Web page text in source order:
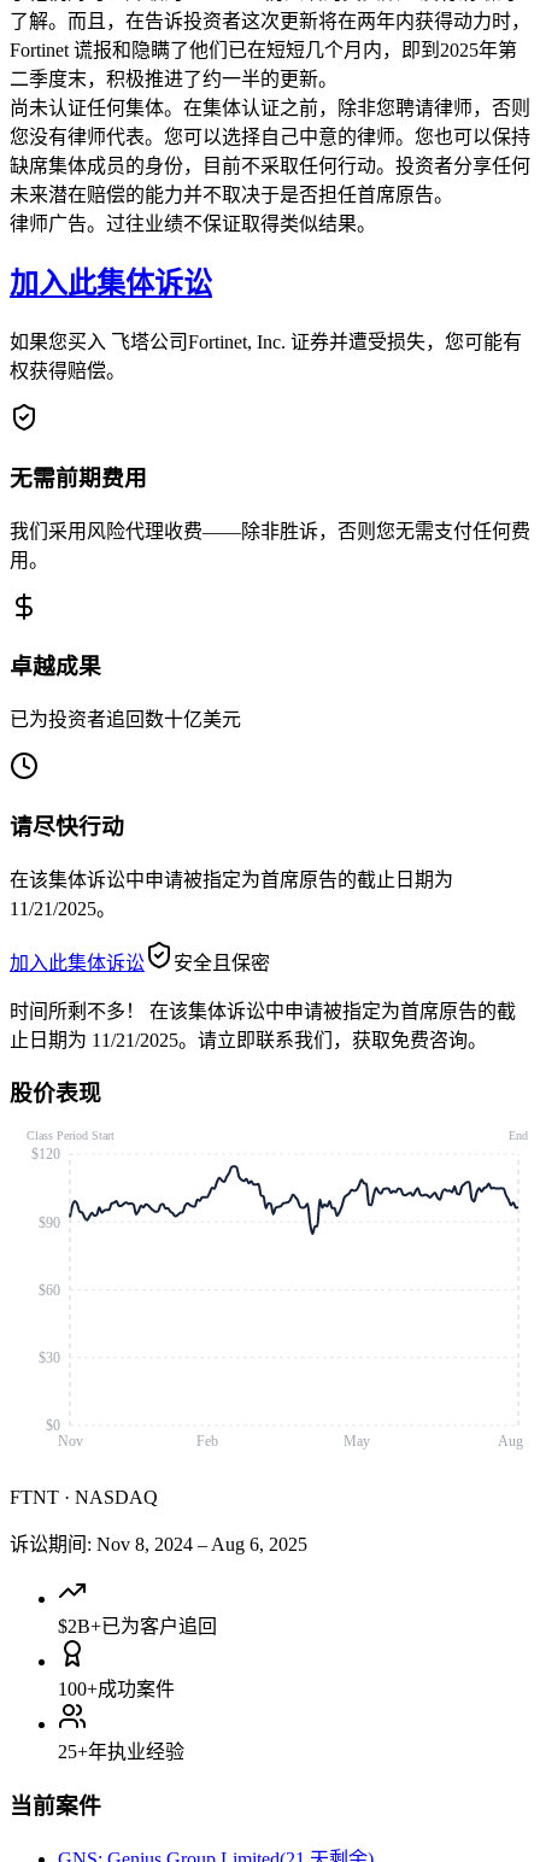
了解。而且，在告诉投资者这次更新将在两年内获得动力时，
Fortinet 谎报和隐瞒了他们已在短短几个月内，即到2025年第
二季度末，积极推进了约一半的更新。
尚未认证任何集体。在集体认证之前，除非您聘请律师，否则
您没有律师代表。您可以选择自己中意的律师。您也可以保持
缺席集体成员的身份，目前不采取任何行动。投资者分享任何
未来潜在赔偿的能力并不取决于是否担任首席原告。
律师广告。过往业绩不保证取得类似结果。
加入此集体诉讼
如果您买入 飞塔公司Fortinet, Inc. 证券并遭受损失，您可能有
权获得赔偿。
无需前期费用
我们采用风险代理收费——除非胜诉，否则您无需支付任何费
用。
卓越成果
已为投资者追回数十亿美元
请尽快行动
在该集体诉讼中申请被指定为首席原告的截止日期为
11/21/2025。
加入此集体诉讼 安全且保密
时间所剩不多！
在该集体诉讼中申请被指定为首席原告的截
止日期为 11/21/2025。请立即联系我们，获取免费咨询。
股价表现
Nov Feb May Aug
$0
$30
$60
$90
$120
Class Period Start End
FTNT · NASDAQ
诉讼期间 : Nov 8, 2024 – Aug 6, 2025
$2B+已为客户追回
100+成功案件
25+年执业经验
当前案件